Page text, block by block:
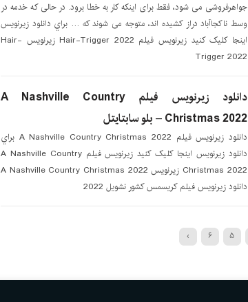
جواهرفروشی می شود، فقط برای اینکه کار به خطا برود. در حالی که خدمه در
وسط ناکجاآباد دراز کشیده اند، متوجه می شوند که … براي دانلود زيرنويس
اينجا کليک کنيد زیرنویس فیلم Hair-Trigger 2022 زیرنویس Hair-
Trigger 2022
دانلود زیرنویس فیلم A Nashville Country
Christmas 2022 – بلو سابتايتل
دانلود زیرنویس فیلم A Nashville Country Christmas 2022 براي
دانلود زيرنويس اينجا کليک کنيد زیرنویس فیلم A Nashville Country
Christmas 2022 زیرنویس A Nashville Country Christmas 2022
دانلود زیرنویس فیلم کریسمس کشور نشویل 2022
5
6
›